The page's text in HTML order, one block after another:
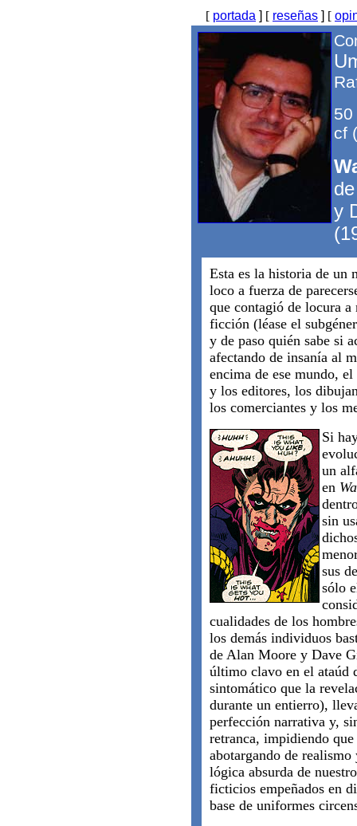
[ portada ] [ reseñas ] [
cf
y
Esta es la historia de un
loco a fuerza de
que contagió de locura a
ficción (léase el
y de paso quién sabe si
afectando de insanía al
encima de ese mundo,
y los editores, los
los comerciantes y los
Si
un
en
sin
sus
sólo
cualidades de los
los demás individuos
de Alan Moore y Dave
último clavo en el ataúd
sintomático que la
durante un entierro),
perfección narrativa y,
retranca, impidiendo
abotargando de
lógica absurda de
ficticios empeñados en
base de uniformes